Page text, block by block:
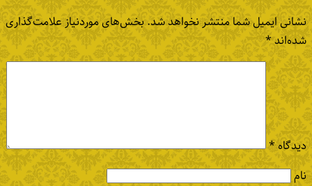
نشانی ایمیل شما منتشر نخواهد شد.بخش‌های موردنیاز علامت‌گذاری
شده‌اند*
دیدگاه*
نام